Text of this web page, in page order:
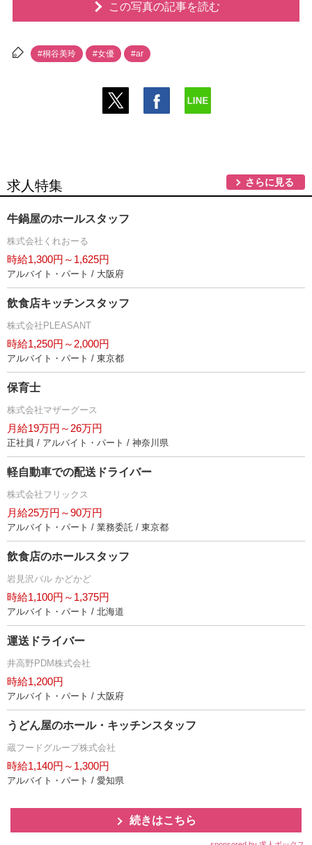
この写真の記事を読む
#桐谷美玲 #女優 #ar
求人特集 さらに見る
牛鍋屋のホールスタッフ
株式会社くれおーる
時給1,300円～1,625円
アルバイト・パート / 大阪府
飲食店キッチンスタッフ
株式会社PLEASANT
時給1,250円～2,000円
アルバイト・パート / 東京都
保育士
株式会社マザーグース
月給19万円～26万円
正社員 / アルバイト・パート / 神奈川県
軽自動車での配送ドライバー
株式会社フリックス
月給25万円～90万円
アルバイト・パート / 業務委託 / 東京都
飲食店のホールスタッフ
見沢バル かどかど
時給1,100円～1,375円
アルバイト・パート / 北海道
運送ドライバー
井高野PDM株式会社
時給1,200円
アルバイト・パート / 大阪府
うどん屋のホール・キッチンスタッフ
蔵フードグループ株式会社
時給1,140円～1,300円
アルバイト・パート / 愛知県
続きはこちら